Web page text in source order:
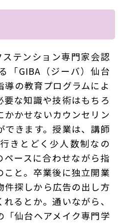
テンション専門家会認
「GIBA（ジーバ）仙台
導の教育プログラムによ
要な知識や技術はもちろ
かかせないカウンセリン
できます。授業は、講師
きとどく少人数制なの
ペースに合わせながら指
こと。卒業後に独立開業
件探しから広告の出し方
るとか。通いながら、
「仙台ヘアメイク専門学